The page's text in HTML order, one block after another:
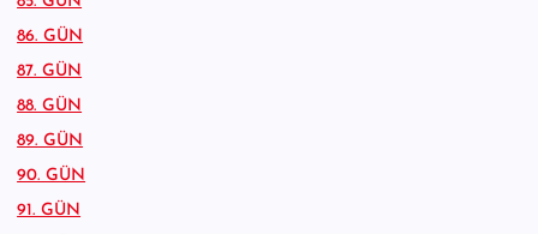
86. GÜN
87. GÜN
88. GÜN
89. GÜN
90. GÜN
91. GÜN